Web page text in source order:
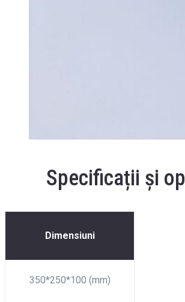
Specificații și
Dimensiuni
350*250*100 (mm)